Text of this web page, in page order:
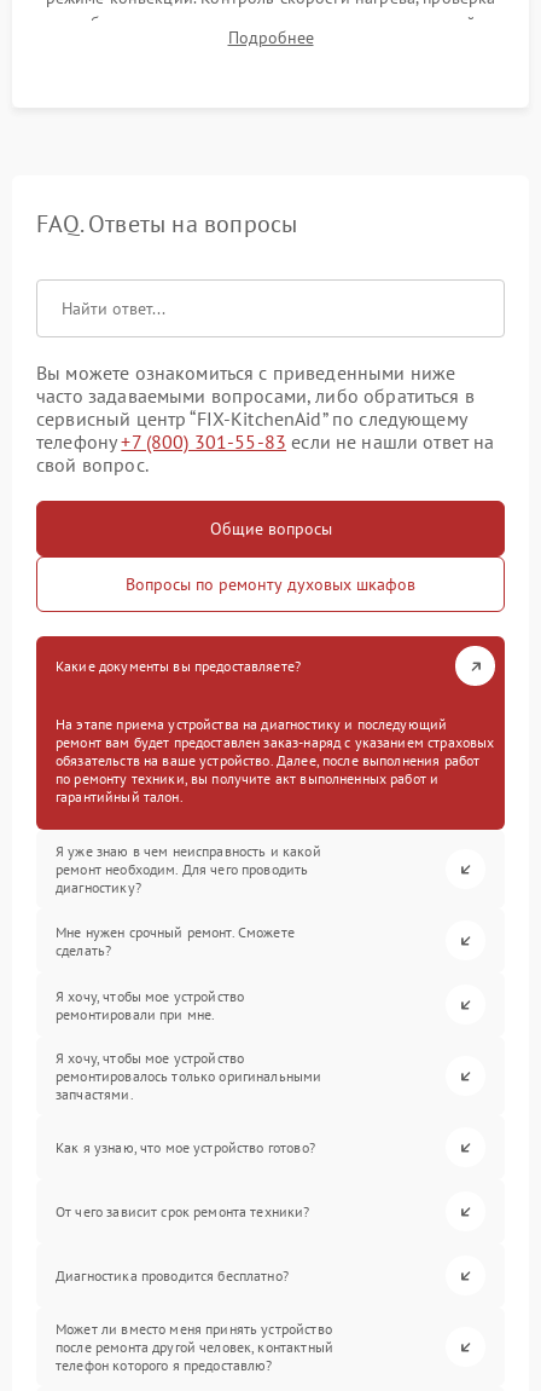
срабатывания термостата при достижении заданной
температуры и тест на отсутствие утечек тока.
Подробнее
FAQ. Ответы на вопросы
Вы можете ознакомиться с приведенными ниже
часто задаваемыми вопросами, либо обратиться в
сервисный центр “FIX-KitchenAid” по следующему
телефону+7 (800) 301-55-83 если не нашли ответ на
свой вопрос.
Общие вопросы
Вопросы по ремонту духовых шкафов
Какие документы вы предоставляете?
На этапе приема устройства на диагностику и последующий
ремонт вам будет предоставлен заказ-наряд с указанием страховых
обязательств на ваше устройство. Далее, после выполнения работ
по ремонту техники, вы получите акт выполненных работ и
гарантийный талон.
Я уже знаю в чем неисправность и какой
ремонт необходим. Для чего проводить
диагностику?
Мне нужен срочный ремонт. Сможете
сделать?
Я хочу, чтобы мое устройство
ремонтировали при мне.
Я хочу, чтобы мое устройство
ремонтировалось только оригинальными
запчастями.
Как я узнаю, что мое устройство готово?
От чего зависит срок ремонта техники?
Диагностика проводится бесплатно?
Может ли вместо меня принять устройство
после ремонта другой человек, контактный
телефон которого я предоставлю?